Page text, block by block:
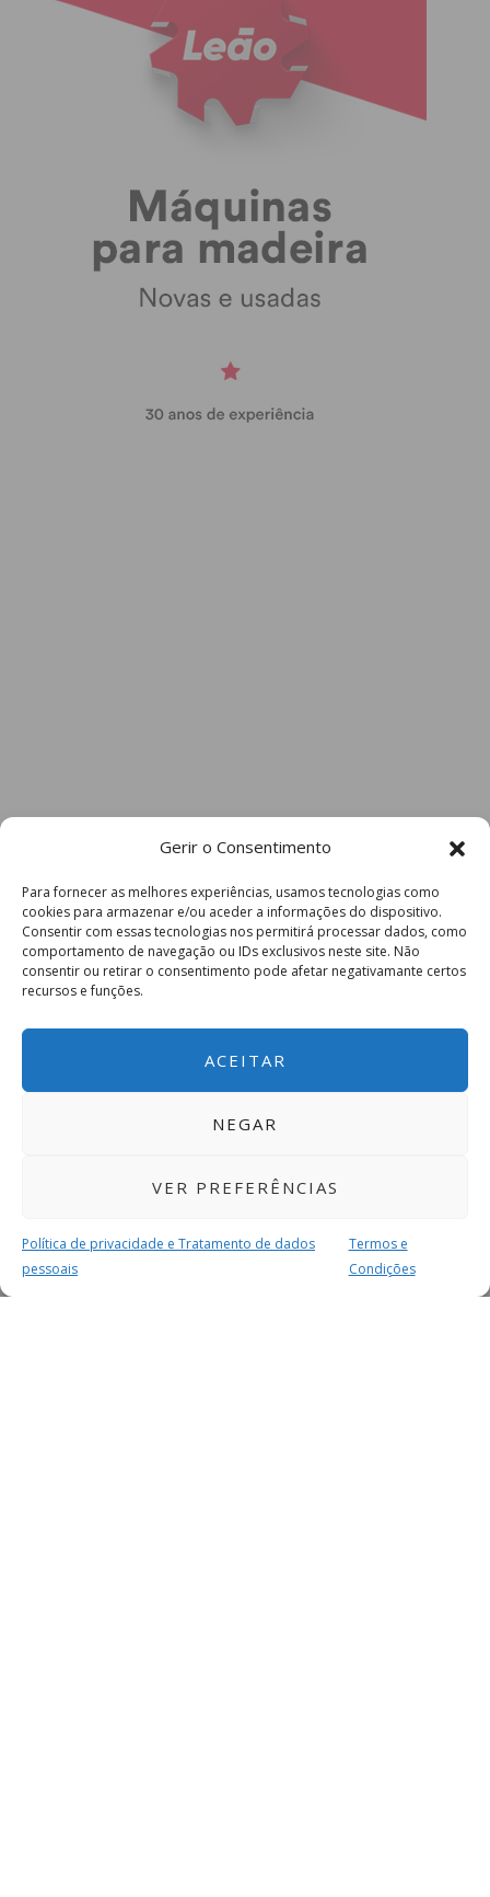
Gerir o Consentimento
Para fornecer as melhores experiências, usamos tecnologias como
cookies para armazenar e/ou aceder a informações do dispositivo.
Consentir com essas tecnologias nos permitirá processar dados, como
comportamento de navegação ou IDs exclusivos neste site. Não
consentir ou retirar o consentimento pode afetar negativamante certos
recursos e funções.
ACEITAR
NEGAR
VER PREFERÊNCIAS
Política de privacidade e Tratamento de dados
pessoais
Termos e
Condições